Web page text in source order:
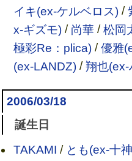
イキ(ex-ケルベロス)/
x-ギズモ)/ 尚華/松岡
極彩Re：plica)/優雅
(ex-LANDZ)/翔也(ex-
2006/03/18
誕生日
TAKAMI / とも(ex-十